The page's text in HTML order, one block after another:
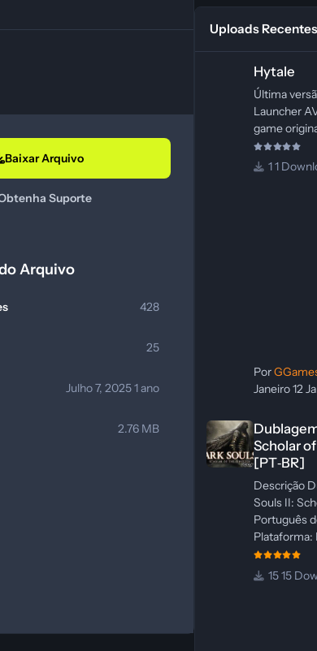
Baixar Arquivo
Suporte
Arquivo
428
25
Julho 7, 20251 ano
2.76 MB
Uploads Recentes
Hytale
Última
Launcher
game
1
Por
Janeiro 12
Scholar
[PT‑BR]
Descrição
Souls II:
Português
Plataforma:
Steam15